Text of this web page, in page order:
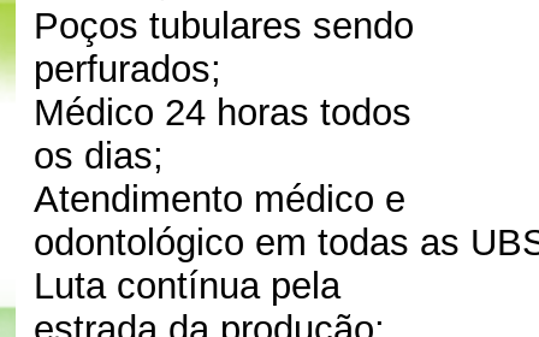
Poços tubulares sendo
perfurados;
Médico 24 horas todos
os dias;
Atendimento médico e
odontológico em todas as
Luta contínua pela